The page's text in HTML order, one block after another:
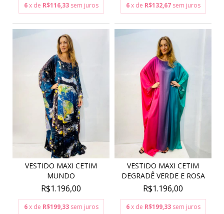
6 x de R$116,33 sem juros 6 x de R$132,67 sem juros
VESTIDO MAXI CETIM
MUNDO
R$1.196,00
6 x de R$199,33 sem juros
VESTIDO MAXI CETIM
DEGRADÊ VERDE E ROSA
R$1.196,00
6 x de R$199,33 sem juros